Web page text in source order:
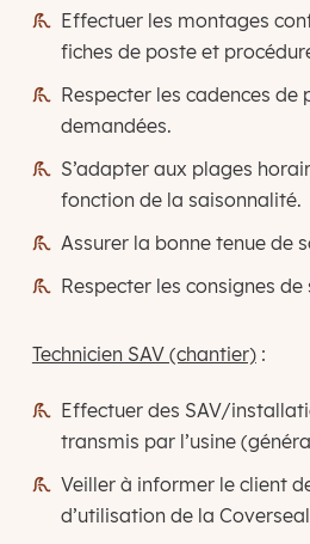
Effectuer les montages
fiches de poste et
Respecter les cadences de
demandées.
S’adapter aux plages
fonction de la saisonnalité.
Assurer la bonne tenue de
Respecter les consignes de
Technicien SAV (chantier):
Effectuer des SAV/
transmis par l’usine
Veiller à informer le client
d’utilisation de la